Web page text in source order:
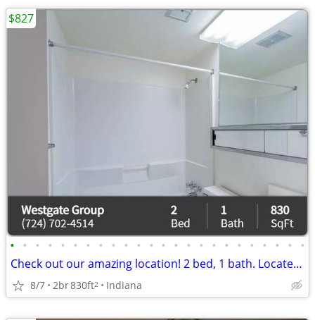
• • • • • • • • • • • • • • • • • • • • • • • •
Check out our amazing location! 2 bed, 1 bath. Located in Indiana.
8/7 2br830ft2 Indiana
$827